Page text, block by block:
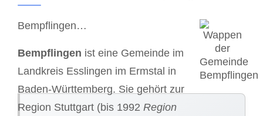
Bempflingen…
Bempflingen ist eine Gemeinde im
Landkreis Esslingen im Ermstal in
Baden-Württemberg. Sie gehört zur
Region Stuttgart (bis 1992 Region